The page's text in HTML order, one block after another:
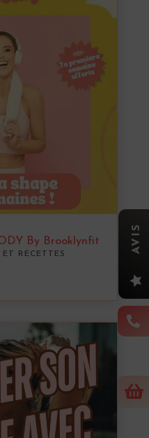
By Brooklynfit
RECETTES



AVIS